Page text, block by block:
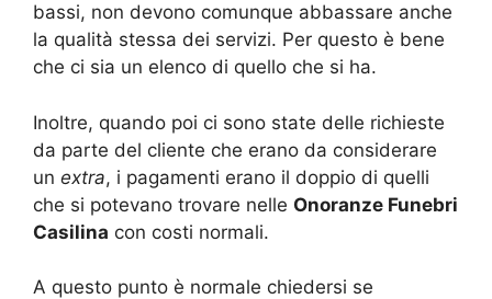
bassi, non devono comunque abbassare anche
la qualità stessa dei servizi. Per questo è bene
che ci sia un elenco di quello che si ha.
Inoltre, quando poi ci sono state delle richieste
da parte del cliente che erano da considerare
un extra, i pagamenti erano il doppio di quelli
che si potevano trovare nelle Onoranze Funebri
Casilina con costi normali.
A questo punto è normale chiedersi se